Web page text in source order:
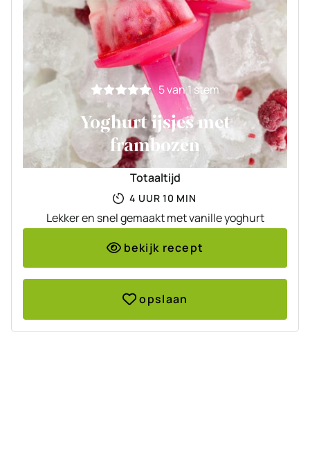
5van 1 stem
Yoghurt ijsjes met
frambozen
Totaaltijd
4 UUR
UUR 10 MINUTEN
MIN
Lekker en snel gemaakt met vanille yoghurt
bekijk recept
opslaan